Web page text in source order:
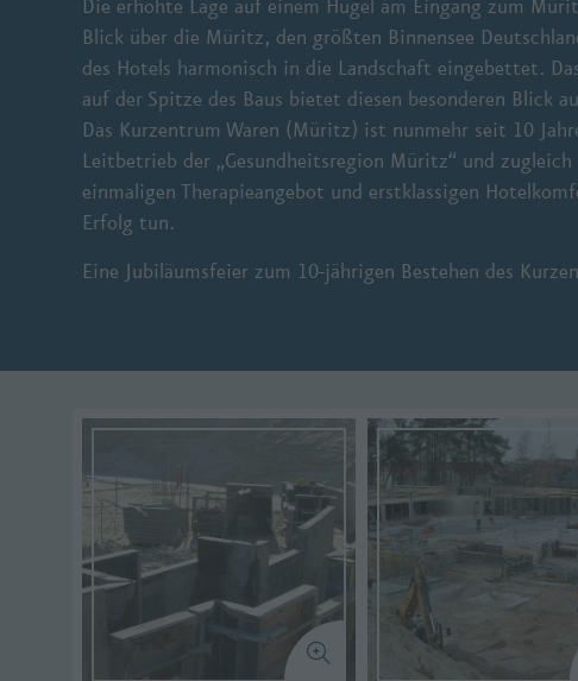
Die erhöhte Lage auf einem Hügel am Eingang zum
Blick über die Müritz, den größten Binnensee
des Hotels harmonisch in die Landschaft eingebettet.
auf der Spitze des Baus bietet diesen besonderen Blick
Das Kurzentrum Waren (Müritz) ist nunmehr seit 10
Leitbetrieb der „Gesundheitsregion Müritz“ und
einmaligen Therapieangebot und erstklassigen
Erfolg tun.
Eine Jubiläumsfeier zum 10-jährigen Bestehen des